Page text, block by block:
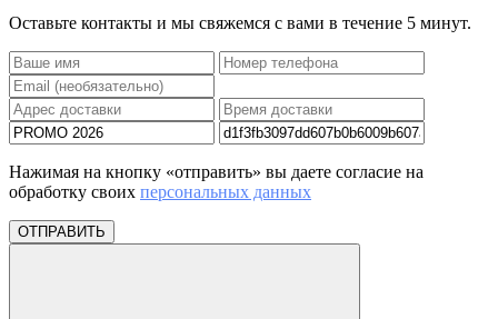
Оставьте контакты и мы свяжемся с вами в течение 5 минут.
Нажимая на кнопку «отправить» вы даете согласие на
обработку своих персональных данных
ОТПРАВИТЬ